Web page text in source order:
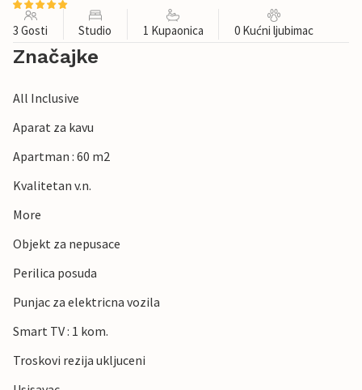
3 Gosti Studio 1 Kupaonica 0 Kućni ljubimac
Značajke
All Inclusive
Aparat za kavu
Apartman : 60 m2
Kvalitetan v.n.
More
Objekt za nepusace
Perilica posuda
Punjac za elektricna vozila
Smart TV : 1 kom.
Troskovi rezija ukljuceni